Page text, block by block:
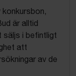
är alltid
säljs i befintligt
att
av de